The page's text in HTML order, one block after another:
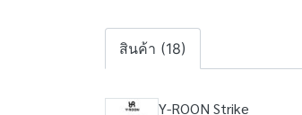
สินค้า (18)
Y-ROON Strike